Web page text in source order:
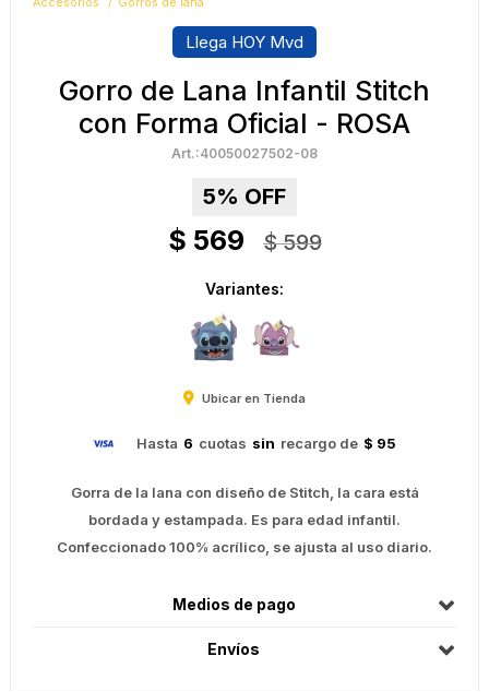
Accesorios Gorros de lana
Llega HOY Mvd
Gorro de Lana Infantil Stitch
con Forma Oficial - ROSA
40050027502-08
5
$ 569 $ 599
Variantes:
Ubicar en Tienda
Hasta 6 cuotas sin recargo de $ 95
Gorra de la lana con diseño de Stitch, la cara está
bordada y estampada. Es para edad infantil.
Confeccionado 100% acrílico, se ajusta al uso diario.
Medios de pago
Envíos